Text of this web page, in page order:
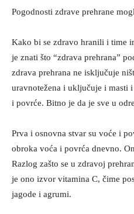
Pogodnosti zdrave prehrane
Kako bi se zdravo hranili i time
je znati što “zdrava prehrana”
zdrava prehrana ne isključuje
uravnotežena i uključuje i masti
i povrće. Bitno je da je sve u
Prva i osnovna stvar su voće i
obroka voća i povrća dnevno.
Razlog zašto se u zdravoj
je ono izvor vitamina C, čime
jagode i agrumi.